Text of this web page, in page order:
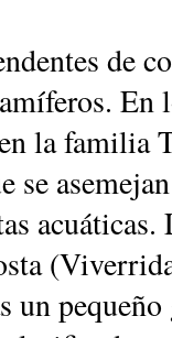
de
En
la familia
se
un